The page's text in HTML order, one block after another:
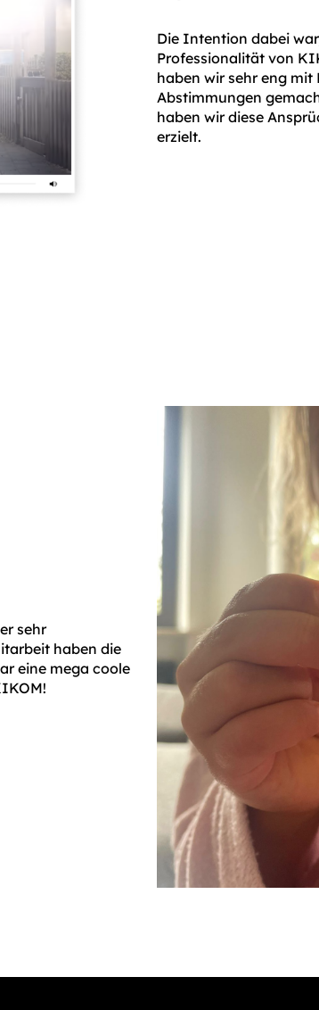
Die Intention dabei
Professionalität von
haben wir sehr eng
Abstimmungen
haben wir diese
erzielt.
sehr
haben die
eine mega coole